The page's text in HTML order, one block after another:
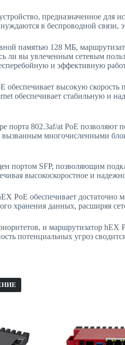
предназначенное
в беспроводной связи,
памятью 128 МБ,
ли вы увлеченным сетевым
и эффективную
обеспечивает высокую
обеспечивает стабильную и
802.3af/at PoE позволяют
вызванным многочисленными
портом SFP, позволяющим
высокоскоростное и
PoE обеспечивает
хранения данных, расширяя
и маршрутизатор hEX
потенциальных угроз